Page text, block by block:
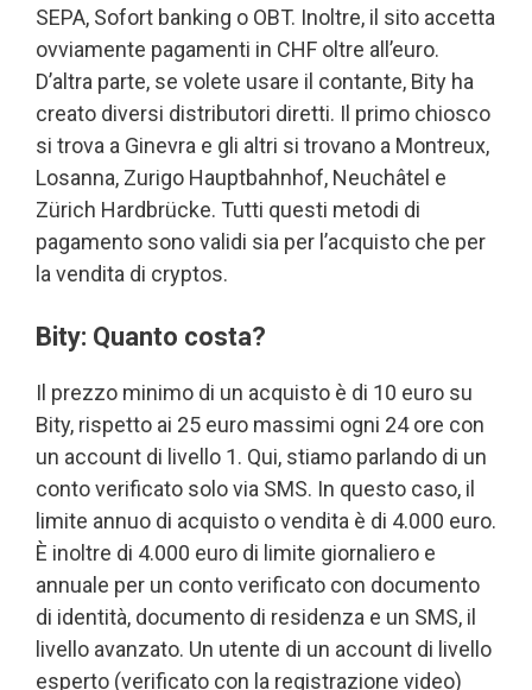
SEPA, Sofort banking o OBT. Inoltre, il sito accetta
ovviamente pagamenti in CHF oltre all’euro.
D’altra parte, se volete usare il contante, Bity ha
creato diversi distributori diretti. Il primo chiosco
si trova a Ginevra e gli altri si trovano a Montreux,
Losanna, Zurigo Hauptbahnhof, Neuchâtel e
Zürich Hardbrücke. Tutti questi metodi di
pagamento sono validi sia per l’acquisto che per
la vendita di cryptos.
Bity: Quanto costa?
Il prezzo minimo di un acquisto è di 10 euro su
Bity, rispetto ai 25 euro massimi ogni 24 ore con
un account di livello 1. Qui, stiamo parlando di un
conto verificato solo via SMS. In questo caso, il
limite annuo di acquisto o vendita è di 4.000 euro.
È inoltre di 4.000 euro di limite giornaliero e
annuale per un conto verificato con documento
di identità, documento di residenza e un SMS, il
livello avanzato. Un utente di un account di livello
esperto (verificato con la registrazione video)